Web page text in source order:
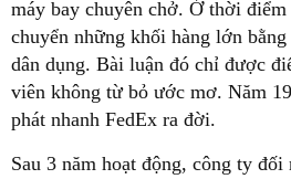
máy bay chuyên chở. Ở thời
chuyển những khối hàng lớn
dân dụng. Bài luận đó chỉ được
viên không từ bỏ ước mơ. Năm
phát nhanh FedEx ra đời.
Sau 3 năm hoạt động, công ty